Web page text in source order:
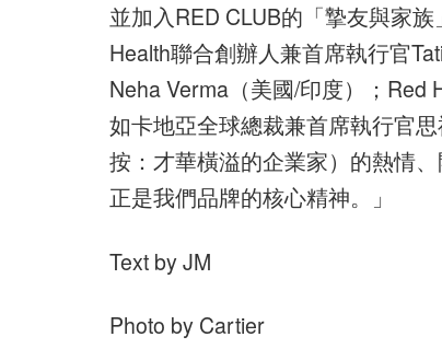
並加入RED CLUB的「摯友與家
Health聯合創辦人兼首席執行官
Neha Verma（美國/印度）；Red
如卡地亞全球總裁兼首席執行官
按：才華橫溢的企業家）的熱情
正是我們品牌的核心精神。」
Text by JM
Photo by Cartier